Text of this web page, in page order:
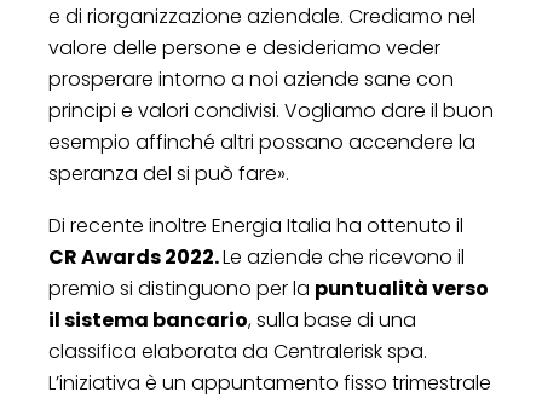
e di riorganizzazione aziendale. Crediamo nel
valore delle persone e desideriamo veder
prosperare intorno a noi aziende sane con
principi e valori condivisi. Vogliamo dare il buon
esempio affinché altri possano accendere la
speranza del si può fare».
Di recente inoltre Energia Italia ha ottenuto il
CR Awards 2022.Le aziende che ricevono il
premio si distinguono per la puntualità verso
il sistema bancario, sulla base di una
classifica elaborata da Centralerisk spa.
L’iniziativa è un appuntamento fisso trimestrale